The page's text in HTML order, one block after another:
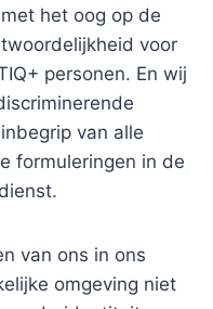
het oog op de
voor
personen. En wij
van alle
formuleringen in de
van ons in ons
omgeving niet